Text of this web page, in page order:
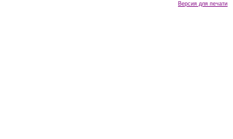
Версия для печати